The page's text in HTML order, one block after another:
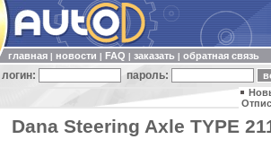
главная новости FAQ заказать обратная связь
логин: пароль:
Dana Steering Axle TYPE